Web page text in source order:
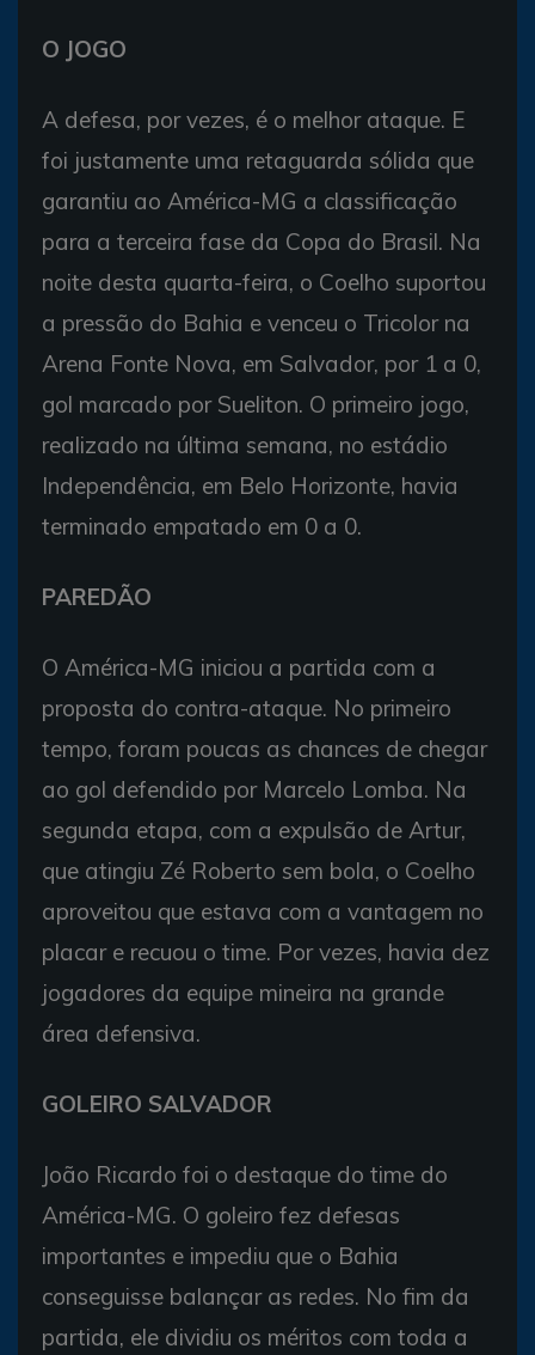
O JOGO
A defesa, por vezes, é o melhor ataque. E
foi justamente uma retaguarda sólida que
garantiu ao América-MG a classificação
para a terceira fase da Copa do Brasil. Na
noite desta quarta-feira, o Coelho suportou
a pressão do Bahia e venceu o Tricolor na
Arena Fonte Nova, em Salvador, por 1 a 0,
gol marcado por Sueliton. O primeiro jogo,
realizado na última semana, no estádio
Independência, em Belo Horizonte, havia
terminado empatado em 0 a 0.
PAREDÃO
O América-MG iniciou a partida com a
proposta do contra-ataque. No primeiro
tempo, foram poucas as chances de chegar
ao gol defendido por Marcelo Lomba. Na
segunda etapa, com a expulsão de Artur,
que atingiu Zé Roberto sem bola, o Coelho
aproveitou que estava com a vantagem no
placar e recuou o time. Por vezes, havia dez
jogadores da equipe mineira na grande
área defensiva.
GOLEIRO SALVADOR
João Ricardo foi o destaque do time do
América-MG. O goleiro fez defesas
importantes e impediu que o Bahia
conseguisse balançar as redes. No fim da
partida, ele dividiu os méritos com toda a